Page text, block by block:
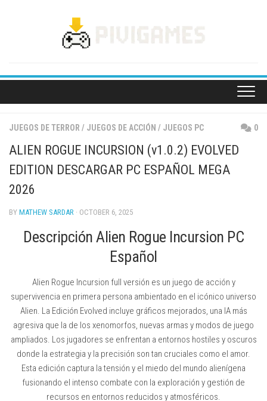
JUEGOS DE TERROR / JUEGOS DE ACCIÓN / JUEGOS PC 0
ALIEN ROGUE INCURSION (v1.0.2) EVOLVED
EDITION DESCARGAR PC ESPAÑOL MEGA
2026
BY MATHEW SARDAR · OCTOBER 6, 2025
Descripción Alien Rogue Incursion PC
Español
Alien Rogue Incursion full versión es un juego de acción y
supervivencia en primera persona ambientado en el icónico universo
Alien. La Edición Evolved incluye gráficos mejorados, una IA más
agresiva que la de los xenomorfos, nuevas armas y modos de juego
ampliados. Los jugadores se enfrentan a entornos hostiles y oscuros
donde la estrategia y la precisión son tan cruciales como el amor.
Esta edición captura la tensión y el miedo del mundo alienígena
fusionando el intenso combate con la exploración y gestión de
recursos en entornos reducidos y atmosféricos.